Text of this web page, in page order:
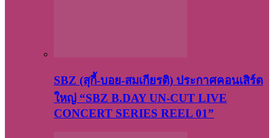
SBZ (สุกี้-บอย-สมเกียรติ) ประกาศคอนเสิร์ต
ใหญ่ “SBZ B.DAY UN-CUT LIVE
CONCERT SERIES REEL 01”